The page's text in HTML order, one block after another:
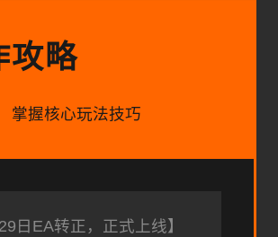
攻略
掌握核心玩法技巧
29日EA转正，正式上线】